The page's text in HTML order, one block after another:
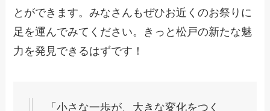
とができます。みなさんもぜひお近くのお祭りに
足を運んでみてください。きっと松戸の新たな魅
力を発見できるはずです！
「小さな一歩が、大きな変化をつく